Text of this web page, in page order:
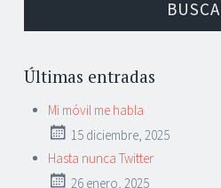
Últimas entradas
Mi móvil me habla
15 diciembre, 2025
Hasta nunca Twitter
26 enero, 2025